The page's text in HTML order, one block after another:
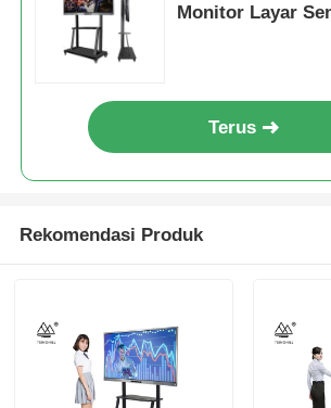
Monitor Layar
Terus
Rekomendasi Produk